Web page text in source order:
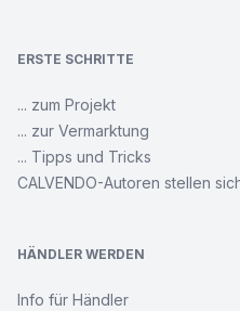
ERSTE SCHRITTE
... zum Projekt
... zur Vermarktung
... Tipps und Tricks
CALVENDO-Autoren stellen
HÄNDLER WERDEN
Info für Händler